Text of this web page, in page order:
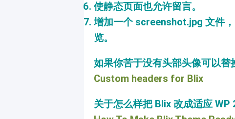
使静态页面也允许留言。
增加一个 screenshot.jpg 文件
览。
如果你苦于没有头部头像可以替
Custom headers for Blix
关于怎么样把 Blix 改成适应 WP